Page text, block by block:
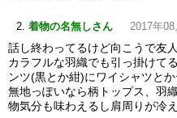
着物の名無しさん 2017年08
話し終わってるけど向こうで友
カラフルな羽織でも引っ掛けて
ンツ(黒とか紺)にワイシャツと
無地っぽいなら柄トップス、羽
物気分も味わえるし肩周りが冷